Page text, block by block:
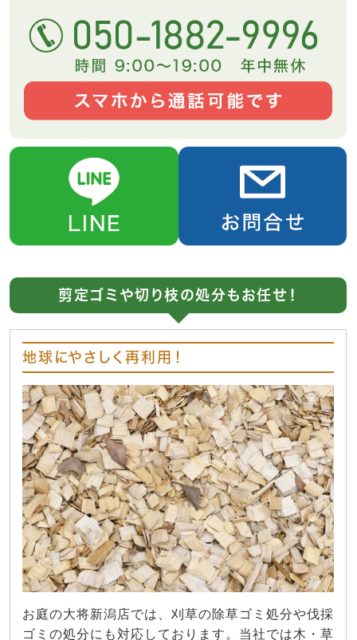
剪定ゴミや切り枝の処分もお任せ！
地球にやさしく再利用！
お庭の大将新潟店では、刈草の除草ゴミ処分や伐採
ゴミの処分にも対応しております。当社では木・草